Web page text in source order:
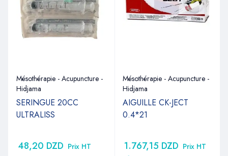
Mésothérapie - Acupuncture -
Hidjama
SERINGUE 20CC
ULTRALISS
48,20 DZD Prix HT
Mésothérapie - Acupuncture -
Hidjama
AIGUILLE CK-JECT
0.4*21
1.767,15 DZD Prix HT